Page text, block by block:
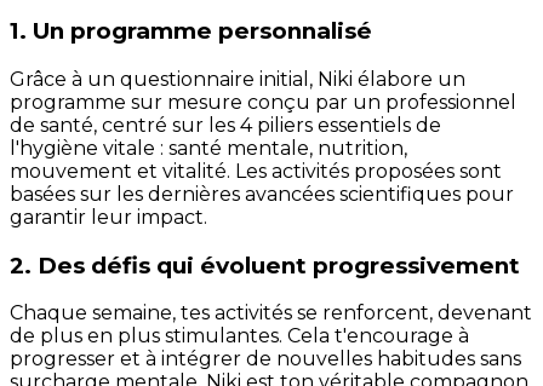
1. Un programme personnalisé
Grâce à un questionnaire initial, Niki élabore un
programme sur mesure conçu par un professionnel
de santé, centré sur les 4 piliers essentiels de
l'hygiène vitale : santé mentale, nutrition,
mouvement et vitalité. Les activités proposées sont
basées sur les dernières avancées scientifiques pour
garantir leur impact.
2. Des défis qui évoluent progressivement
Chaque semaine, tes activités se renforcent, devenant
de plus en plus stimulantes. Cela t'encourage à
progresser et à intégrer de nouvelles habitudes sans